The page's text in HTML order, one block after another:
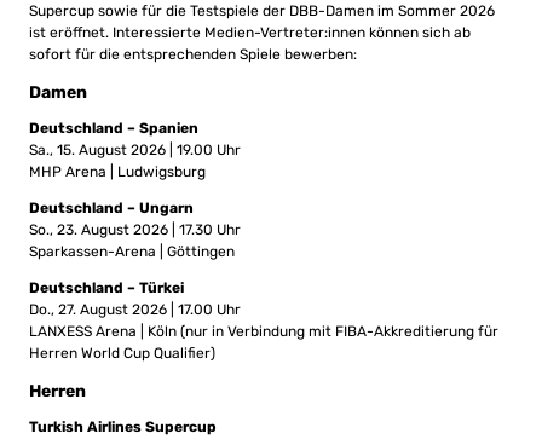
Supercup sowie für die Testspiele der DBB-Damen im Sommer 2026
ist eröffnet. Interessierte Medien-Vertreter:innen können sich ab
sofort für die entsprechenden Spiele bewerben:
Damen
Deutschland – Spanien
Sa., 15. August 2026 | 19.00 Uhr
MHP Arena | Ludwigsburg
Deutschland – Ungarn
So., 23. August 2026 | 17.30 Uhr
Sparkassen-Arena | Göttingen
Deutschland – Türkei
Do., 27. August 2026 | 17.00 Uhr
LANXESS Arena | Köln (nur in Verbindung mit FIBA-Akkreditierung für
Herren World Cup Qualifier)
Herren
Turkish Airlines Supercup